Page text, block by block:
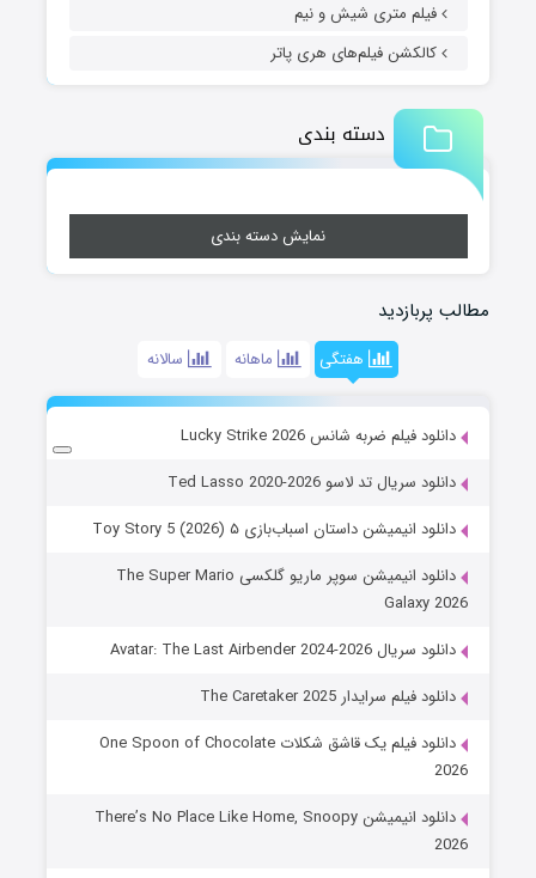
فیلم متری شیش و نیم
کالکشن فیلم‌های هری پاتر
دسته بندی
نمایش دسته بندی
مطالب پربازدید
هفتگی ماهانه سالانه
دانلود فیلم ضربه شانس Lucky Strike 2026
دانلود سریال تد لاسو Ted Lasso 2020-2026
دانلود انیمیشن داستان اسباب‌بازی ۵ Toy Story 5 (2026)
دانلود انیمیشن سوپر ماریو گلکسی The Super Mario
Galaxy 2026
دانلود سریال Avatar: The Last Airbender 2024-2026
دانلود فیلم سرایدار The Caretaker 2025
دانلود فیلم یک قاشق شکلات One Spoon of Chocolate
2026
دانلود انیمیشن There’s No Place Like Home, Snoopy
2026